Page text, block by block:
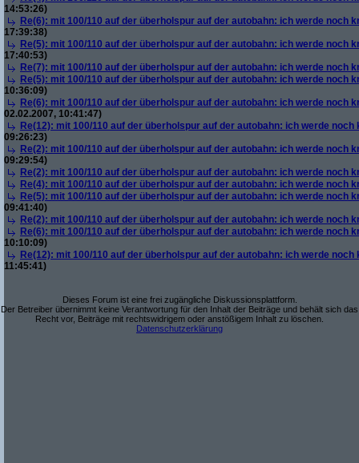
14:53:26)
Re(6): mit 100/110 auf der überholspur auf der autobahn: ich werde noch
17:39:38)
Re(5): mit 100/110 auf der überholspur auf der autobahn: ich werde noch
17:40:53)
Re(7): mit 100/110 auf der überholspur auf der autobahn: ich werde noch
Re(5): mit 100/110 auf der überholspur auf der autobahn: ich werde noch
10:36:09)
Re(6): mit 100/110 auf der überholspur auf der autobahn: ich werde noch
02.02.2007, 10:41:47)
Re(12): mit 100/110 auf der überholspur auf der autobahn: ich werde noch
09:26:23)
Re(2): mit 100/110 auf der überholspur auf der autobahn: ich werde noch
09:29:54)
Re(2): mit 100/110 auf der überholspur auf der autobahn: ich werde noch
Re(4): mit 100/110 auf der überholspur auf der autobahn: ich werde noch
Re(5): mit 100/110 auf der überholspur auf der autobahn: ich werde noch
09:41:40)
Re(2): mit 100/110 auf der überholspur auf der autobahn: ich werde noch
Re(6): mit 100/110 auf der überholspur auf der autobahn: ich werde noch
10:10:09)
Re(12): mit 100/110 auf der überholspur auf der autobahn: ich werde noch
11:45:41)
Dieses Forum ist eine frei zugängliche Diskussionsplattform.
Der Betreiber übernimmt keine Verantwortung für den Inhalt der Beiträge und behält sich das
Recht vor, Beiträge mit rechtswidrigem oder anstößigem Inhalt zu löschen.
Datenschutzerklärung